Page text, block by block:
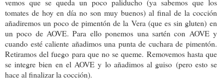
tomates de hoy en día no son muy buenos) al final de la cocción
añadiremos un poco de pimentón de la Vera (que es sin gluten) en
un poco de AOVE. Para ello ponemos una sartén con AOVE y
cuando esté caliente añadimos una punta de cuchara de pimentón.
Retiramos del fuego para que no se queme. Removemos hasta que
se integre bien en el AOVE y lo añadimos al guiso (pero esto se
hace al finalizar la cocción).